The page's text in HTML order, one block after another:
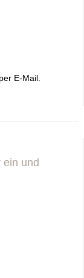
E-Mail.
ein und